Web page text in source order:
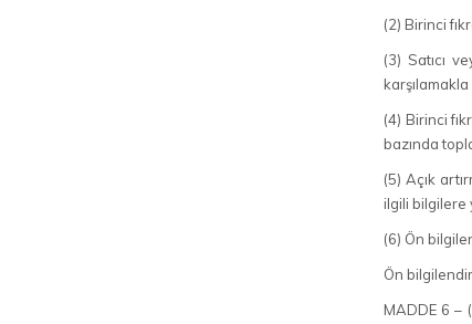
(2) Birinci
(3) Satıcı
(4) Birinci
bazında
(5) Açık
ilgili bilgilere
(6) Ön
Ön
MADDE 6 –